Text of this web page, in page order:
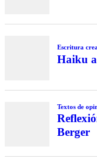
Escritura
Haiku
Textos de
Berger